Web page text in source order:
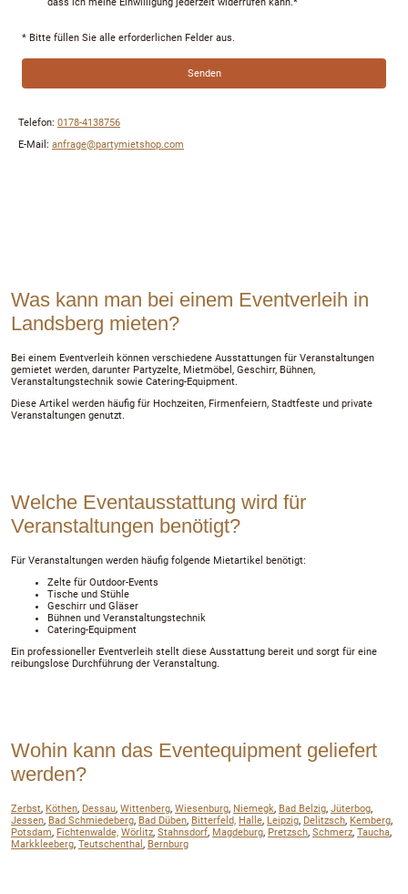
* Bitte füllen Sie alle erforderlichen Felder aus.
Senden
Telefon: 0178-4138756
E-Mail: anfrage@partymietshop.com
Was kann man bei einem Eventverleih in
Landsberg mieten?
Bei einem Eventverleih können verschiedene Ausstattungen für Veranstaltungen
gemietet werden, darunter Partyzelte, Mietmöbel, Geschirr, Bühnen,
Veranstaltungstechnik sowie Catering-Equipment.
Diese Artikel werden häufig für Hochzeiten, Firmenfeiern, Stadtfeste und private
Veranstaltungen genutzt.
Welche Eventausstattung wird für
Veranstaltungen benötigt?
Für Veranstaltungen werden häufig folgende Mietartikel benötigt:
Zelte für Outdoor-Events
Tische und Stühle
Geschirr und Gläser
Bühnen und Veranstaltungstechnik
Catering-Equipment
Ein professioneller Eventverleih stellt diese Ausstattung bereit und sorgt für eine
reibungslose Durchführung der Veranstaltung.
Wohin kann das Eventequipment geliefert
werden?
Zerbst, Köthen, Dessau, Wittenberg, Wiesenburg, Niemegk, Bad Belzig, Jüterbog,
Jessen, Bad Schmiedeberg, Bad Düben, Bitterfeld, Halle, Leipzig, Delitzsch, Kemberg,
Potsdam, Fichtenwalde, Wörlitz, Stahnsdorf, Magdeburg, Pretzsch, Schmerz, Taucha,
Markkleeberg, Teutschenthal , Bernburg